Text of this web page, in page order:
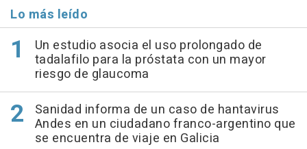
Lo más leído
Un estudio asocia el uso prolongado de
tadalafilo para la próstata con un mayor
riesgo de glaucoma
Sanidad informa de un caso de hantavirus
Andes en un ciudadano franco-argentino que
se encuentra de viaje en Galicia